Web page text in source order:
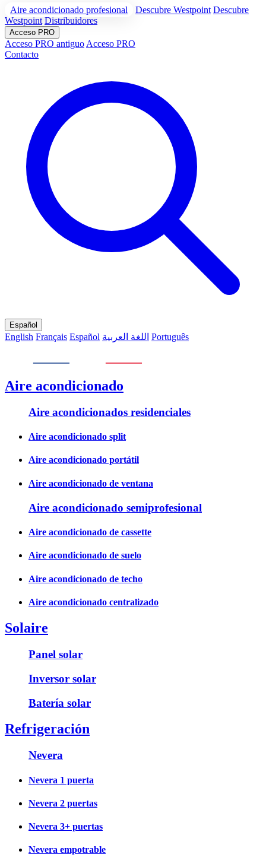
Aire acondicionado profesional Descubre Westpoint Descubre
Westpoint Distribuidores
Acceso PRO
Acceso PRO antiguo Acceso PRO
Contacto
Español
English Français Español اللغة العربية Português
Aire acondicionado
Aire acondicionados residenciales
Aire acondicionado split
Aire acondicionado portátil
Aire acondicionado de ventana
Aire acondicionado semiprofesional
Aire acondicionado de cassette
Aire acondicionado de suelo
Aire acondicionado de techo
Aire acondicionado centralizado
Solaire
Panel solar
Inversor solar
Batería solar
Refrigeración
Nevera
Nevera 1 puerta
Nevera 2 puertas
Nevera 3+ puertas
Nevera empotrable